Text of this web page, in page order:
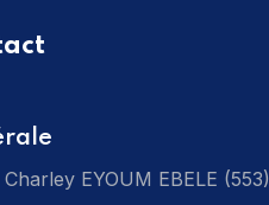
EYOUM EBELE (553)